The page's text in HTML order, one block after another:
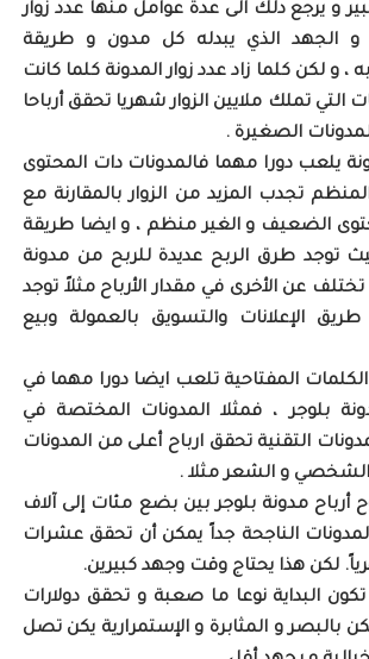
و يرجع دلك الى عدة عوامل منها عدد زوار
و الجهد الذي يبدله كل مدون و طريقة
، و لكن كلما زاد عدد زوار المدونة كلما كانت
التي تملك ملايين الزوار شهريا تحقق أرباحا
الصغيرة .
يلعب دورا مهما فالمدونات دات المحتوى
تجدب المزيد من الزوار بالمقارنة مع
الضعيف و الغير منظم ، و ايضا طريقة
توجد طرق الربح عديدة للربح من مدونة
عن الأخرى في مقدار الأرباحمثلاً توجد
الإعلانات والتسويق بالعمولة وبيع
المفتاحية تلعب ايضا دورا مهما في
بلوجر ، فمثلا المدونات المختصة في
التقنية تحقق ارباح أعلى من المدونات
و الشعر مثلا .
أرباح مدونة بلوجربين بضع مئات إلى آلاف
الناجحة جداً يمكن أن تحقق عشرات
لكن هذا يحتاج وقت وجهد كبيرين.
البداية نوعا ما صعبة و تحقق دولارات
بالبصر و المثابرة و الإستمرارية يكن تصل